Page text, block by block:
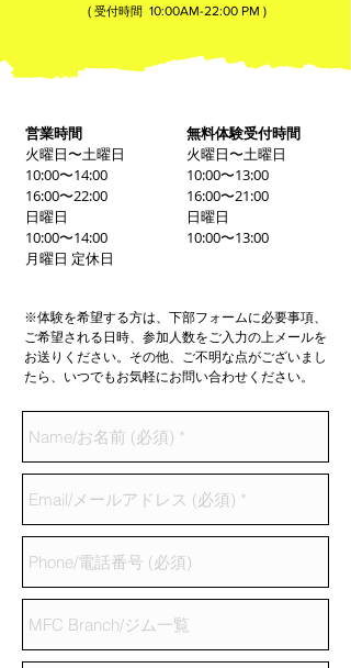
( 受付時間 10:00AM-22:00​ PM )
営業時間
火曜日〜土曜日
10:00〜14:00
16:00〜22:00
日曜日
10:00〜14:00
月曜日 定休日
無料体験受付時間
火曜日〜土曜日
10:00〜13:00
16:00〜21:00
日曜日
10:00〜13:00
※体験を希望する方は、下部フォームに必要事項、
ご希望される日時、参加人数をご入力の上メールを
お送りください。その他、ご不明な点がございまし
たら、いつでもお気軽にお問い合わせください。